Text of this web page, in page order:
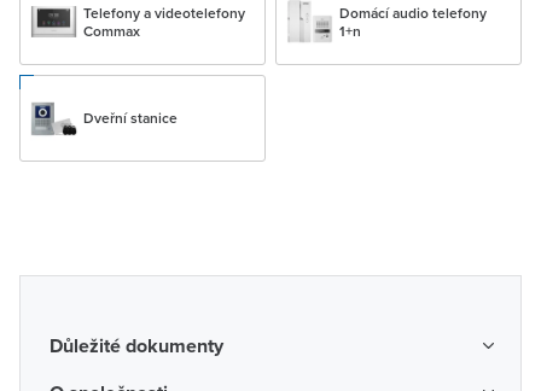
Telefony a videotelefony
Commax
Domácí audio telefony
1+n
Dveřní stanice
Důležité dokumenty